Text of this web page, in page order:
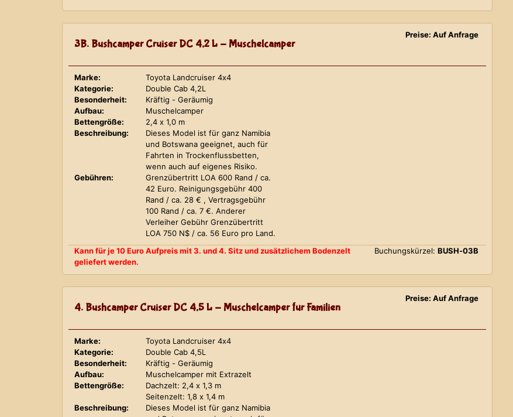
3B. Bushcamper Cruiser DC 4,2 L - Muschelcamper
Preise: Auf Anfrage
Marke:
Toyota Landcruiser 4x4
Kategorie:
Double Cab 4,2L
Besonderheit:
Kräftig - Geräumig
Aufbau:
Muschelcamper
Bettengröße:
2,4 x 1,0 m
Beschreibung:
Dieses Model ist für ganz Namibia
und Botswana geeignet, auch für
Fahrten in Trockenflussbetten,
wenn auch auf eigenes Risiko.
Gebühren:
Grenzübertritt LOA 600 Rand / ca.
42 Euro. Reinigungsgebühr 400
Rand / ca. 28 € , Vertragsgebühr
100 Rand / ca. 7 €. Anderer
Verleiher Gebühr Grenzübertritt
LOA 750 N$ / ca. 56 Euro pro Land.
Kann für je 10 Euro Aufpreis mit 3. und 4. Sitz und zusätzlichem Bodenzelt
geliefert werden.
Buchungskürzel: BUSH-03B
4. Bushcamper Cruiser DC 4,5 L - Muschelcamper für Familien
Preise: Auf Anfrage
Marke:
Toyota Landcruiser 4x4
Kategorie:
Double Cab 4,5L
Besonderheit:
Kräftig - Geräumig
Aufbau:
Muschelcamper mit Extrazelt
Bettengröße:
Dachzelt: 2,4 x 1,3 m
Seitenzelt: 1,8 x 1,4 m
Beschreibung:
Dieses Model ist für ganz Namibia